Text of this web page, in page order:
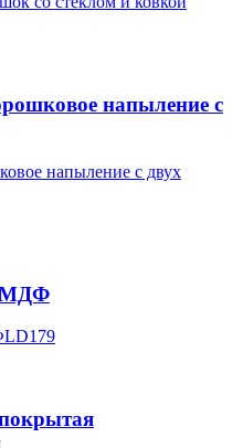
напыление с
МДФ
LD179